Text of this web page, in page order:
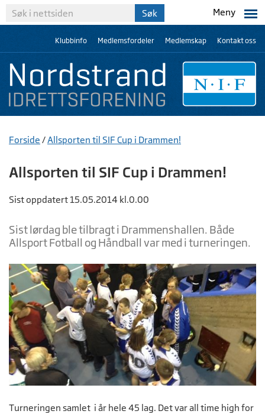
Meny
Klubbinfo Medlemsfordeler Medlemskap Kontakt oss
Forside /Allsporten til SIF Cup i Drammen!
Allsporten til SIF Cup i Drammen!
Sist oppdatert 15.05.2014 kl.0.00
Sist lørdag ble tilbragt i Drammenshallen. Både
Allsport Fotball og Håndball var med i turneringen.
Turneringen samlet i år hele 45 lag. Det var all time high for